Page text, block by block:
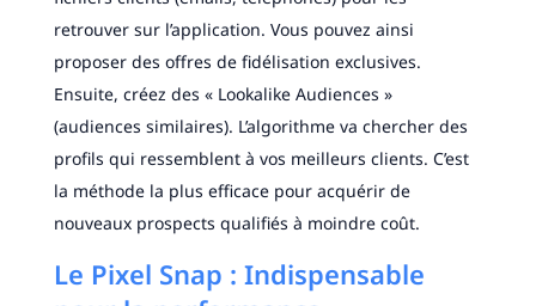
retrouver sur l’application. Vous pouvez ainsi
proposer des offres de fidélisation exclusives.
Ensuite, créez des « Lookalike Audiences »
(audiences similaires). L’algorithme va chercher des
profils qui ressemblent à vos meilleurs clients. C’est
la méthode la plus efficace pour acquérir de
nouveaux prospects qualifiés à moindre coût.
Le Pixel Snap : Indispensable